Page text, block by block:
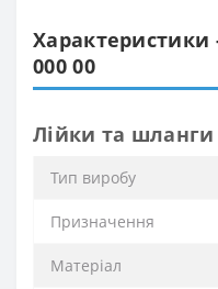
Характеристики
000 00
Лійки та
Тип виробу
Призначення
Матеріал